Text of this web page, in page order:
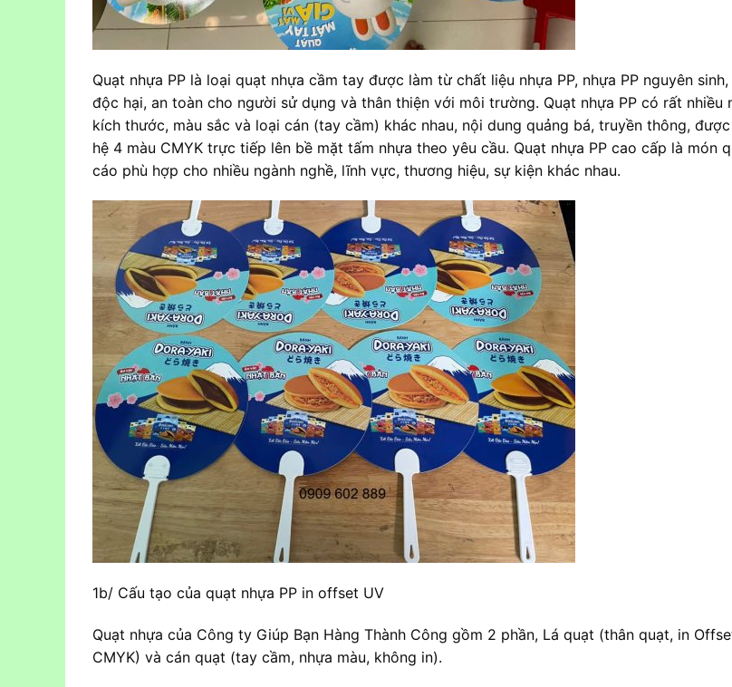
Quạt nhựa PP là loại quạt nhựa cầm tay được làm từ chất liệu nhựa PP, nhựa PP nguyên
độc hại, an toàn cho người sử dụng và thân thiện với môi trường. Quạt nhựa PP có rất nhiều
kích thước, màu sắc và loại cán (tay cầm) khác nhau, nội dung quảng bá, truyền thông,
hệ 4 màu CMYK trực tiếp lên bề mặt tấm nhựa theo yêu cầu. Quạt nhựa PP cao cấp là món
cáo phù hợp cho nhiều ngành nghề, lĩnh vực, thương hiệu, sự kiện khác nhau.
1b/ Cấu tạo của quạt nhựa PP in offset UV
Quạt nhựa của Công ty Giúp Bạn Hàng Thành Công gồm 2 phần, Lá quạt (thân quạt, in
CMYK) và cán quạt (tay cầm, nhựa màu, không in).